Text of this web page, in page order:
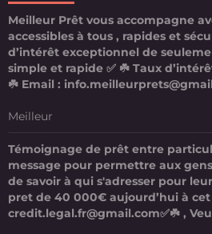
Meilleur Prêt vous accompagne
accessibles à tous , rapides et
d’intérêt exceptionnel de
simple et rapide ✅ ☘️ Taux
☘️ Email :
Meilleur
Témoignage de prêt entre
message pour permettre aux
de savoir à qui s'adresser pour
pret de 40 000€ aujourd’hui à cet
credit.legal.fr@gmail.com✅☘️ ,